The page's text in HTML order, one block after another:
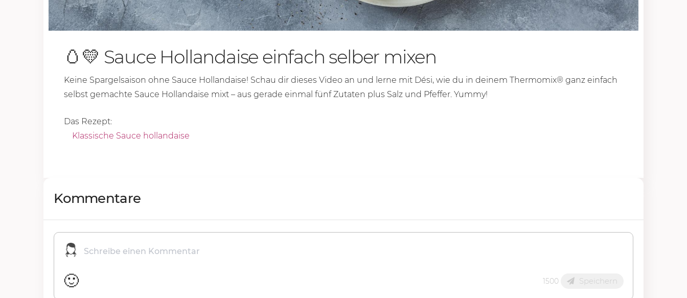
🥚💛 Sauce Hollandaise einfach selber mixen
Keine Spargelsaison ohne Sauce Hollandaise! Schau dir dieses Video an und lerne mit Dési, wie du in deinem Thermomix® ganz einfach
selbst gemachte Sauce Hollandaise mixt – aus gerade einmal fünf Zutaten plus Salz und Pfeffer. Yummy!
Das Rezept:
Klassische Sauce hollandaise
Kommentare
🙂 1500 Speichern